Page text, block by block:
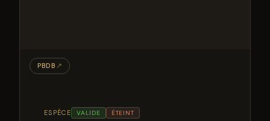
ESPÈCE VALIDE ÉTEINT
PBDB ↗